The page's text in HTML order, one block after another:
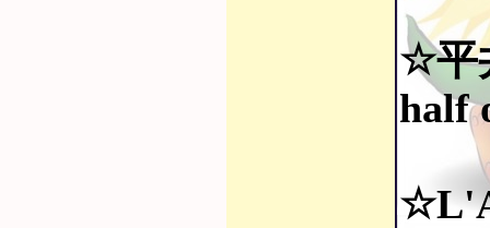
☆平
half